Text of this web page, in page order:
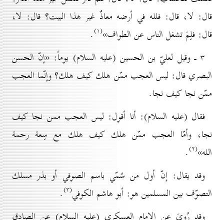
قال: لا، قال: فلله في أرضه معاذٌ غير هذا البيت؟ قال: لا،
قال: فلِمَ تشغل الناس عن الطواف»(۱) .
۳ ـ وقيل لعليّ بن الحسين (عليه السلام) يوماً: «إنّ الحسن
البصري قال: ليس العجب ممّن هلك كيف هلك؟ وإنّما العجب
ممّن نجا كيف نجا.
فقال (عليه السلام): أنا أقول: ليس العجب ممن نجا كيف
نجا، وأمّا العجب ممّن هلك كيف هلك مع سِعة رحمة
الله»(۲) .
وقد يقال: إنّ أول من سُمّي باسم الصوفي أو بذر مسلك
التصوّف بين المسلمين هو: أبو هاشم الكوفي(۳) .
وقد رُوِيَ عن الإمام العسكري (عليه السلام) عن الصادق